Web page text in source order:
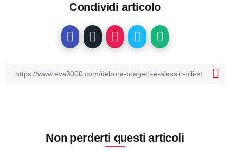
Condividi articolo
Non perderti questi articoli